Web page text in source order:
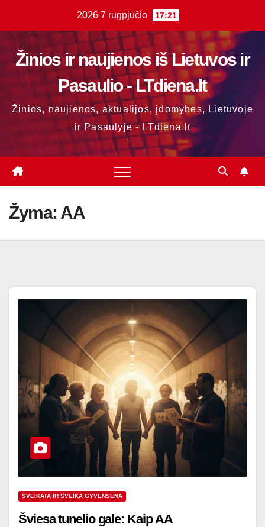
content
2026 7 rugpjūčio 17:21
Žinios ir naujienos iš Lietuvos ir
Pasaulio - LTdiena.lt
Žinios, naujienos, aktualijos, įdomybės, Lietuvoje
ir Pasaulyje - LTdiena.lt
Žyma: AA
SVEIKATA IR SVEIKA GYVENSENA
Šviesa tunelio gale: Kaip AA